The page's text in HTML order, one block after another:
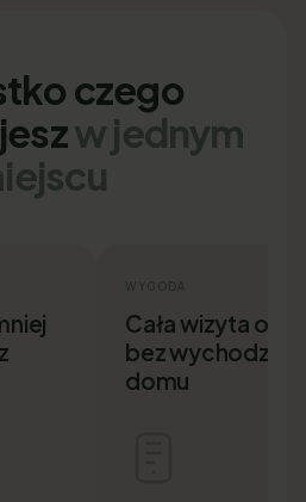
czego
w jednym
WYGODA
Cała wizyta
bez
domu